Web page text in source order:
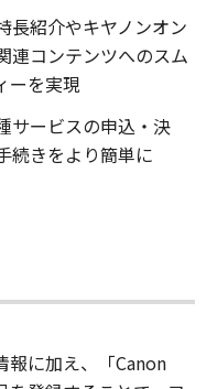
長紹介やキヤノンオン
連コンテンツへのスム
ーを実現
サービスの申込・決
続きをより簡単に
報に加え、「Canon